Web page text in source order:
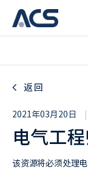
返回
2021年03月20日
电气工程
该资源将必须处理